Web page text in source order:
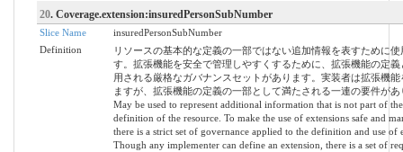
20. Coverage.extension:insuredPersonSubNumber
Slice Name
insuredPersonSubNumber
Definition
リソースの基本的な定義の一部ではない追加情報を表すために使
す。拡張機能を安全で管理しやすくするために、拡張機能の定義
用される厳格なガバナンスセットがあります。実装者は拡張機能
ますが、拡張機能の定義の一部として満たされる一連の要件があ
May be used to represent additional information that is not part of
definition of the resource. To make the use of extensions safe and
there is a strict set of governance applied to the definition and use of
Though any implementer can define an extension, there is a set of